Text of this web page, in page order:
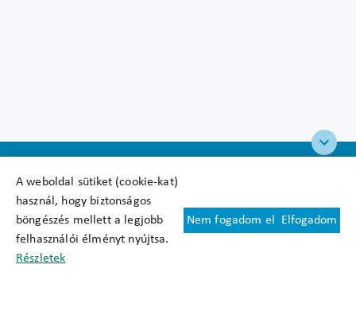
A weboldal sütiket (cookie-kat)
használ, hogy biztonságos
böngészés mellett a legjobb
felhasználói élményt nyújtsa.
Részletek
Nem fogadom el Elfogadom
Felhasználási feltételek